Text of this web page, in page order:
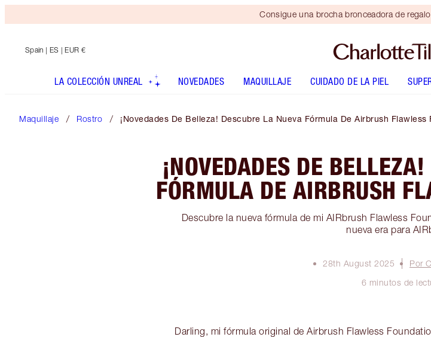
Consigue una brocha bronceadora de
Spain | ES | EUR €
LA COLECCIÓN UNREAL NOVEDADES MAQUILLAJE CUIDADO DE LA PIEL
Maquillaje Rostro ¡Novedades De Belleza! Descubre La Nueva Fórmula De Airbrush Flawless
¡NOVEDADES DE
FÓRMULA DE AIRBRUSH
Descubre la nueva fórmula de mi AIRbrush Flawless
nueva era para
28th August 2025
Por
6 minutos de
Darling, mi fórmula original de Airbrush Flawless